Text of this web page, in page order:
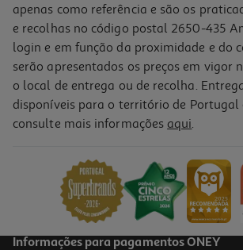
Puzzle Ligh Venice Clementoni 500 Peças
apenas como referência e são os
e recolhas no código postal 2650-435
login e em função da proximidade e do
serão apresentados os preços em vigor
o local de entrega ou de recolha.
disponíveis para o território de Portugal
consulte mais informações aqui.
Informações para pagamentos ONEY